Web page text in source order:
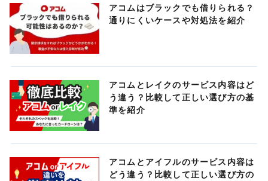
アコムはブラックでも借りられる？
通りにくいケースや対処法を紹介
アコムとレイクのサービス内容はど
う違う？比較して正しい選び方の基
準を紹介
アコムとアイフルのサービス内容は
どう違う？比較して正しい選び方の